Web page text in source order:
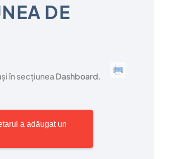
DE
în secțiunea Dashboard.
a adăugat un